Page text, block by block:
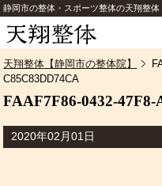
静岡市の整体・スポーツ整体の天翔整体
天翔整体【静岡市の整体院】
C85C83DD74CA
FAAF7F86-0432-
2020年02月01日